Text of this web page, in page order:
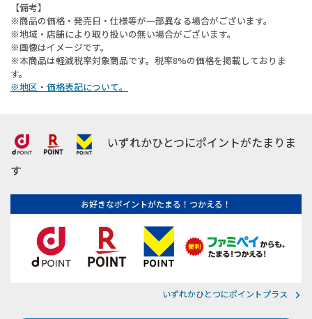
【備考】
※商品の価格・発売日・仕様等が一部異なる場合がございます。
※地域・店舗により取り扱いの無い場合がございます。
※画像はイメージです。
※本商品は軽減税率対象商品です。税率8%の価格を掲載しておりま
す。
※地区・価格表記について。
いずれかひとつにポイントがたまりま
す
お好きなポイントがたまる！つかえる！
いずれかひとつにポイントプラス